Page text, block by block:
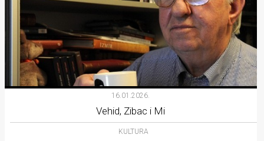
16.01.2026.
Vehid, Zibac i Mi
KULTURA